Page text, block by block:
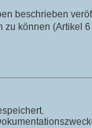
beschrieben
können (Artikel